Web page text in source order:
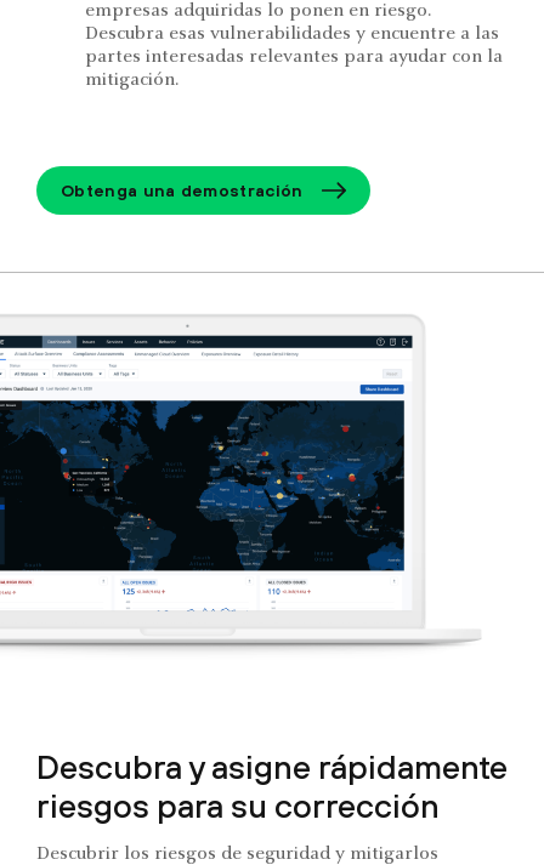
empresas adquiridas lo ponen en riesgo.
Descubra esas vulnerabilidades y encuentre a las
partes interesadas relevantes para ayudar con la
mitigación.
Obtenga una demostración
Descubra y asigne rápidamente
riesgos para su corrección
Descubrir los riesgos de seguridad y mitigarlos